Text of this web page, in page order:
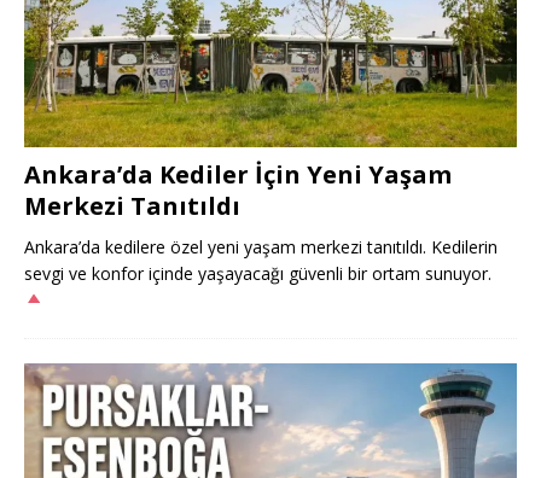
Ankara’da Kediler İçin Yeni Yaşam
Merkezi Tanıtıldı
Ankara’da kedilere özel yeni yaşam merkezi tanıtıldı. Kedilerin
sevgi ve konfor içinde yaşayacağı güvenli bir ortam sunuyor.